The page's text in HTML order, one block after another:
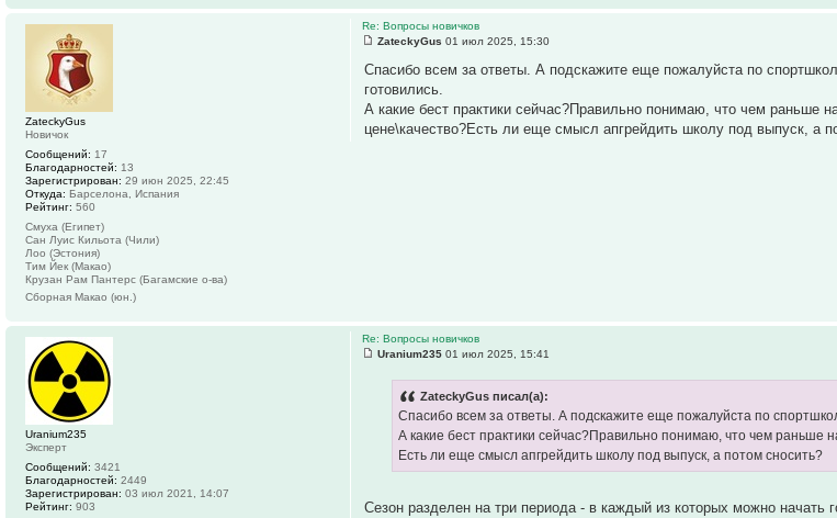
Re: Вопросы новичков
ZateckyGus 01 июл 2025, 15:30
Спасибо всем за ответы. А подскажите еще пожалуйста по
готовились.
А какие бест практики сейчас?Правильно понимаю, что чем раньше
цене\качество?Есть ли еще смысл апгрейдить школу под выпуск, а
ZateckyGus
Новичок
Сообщений: 17
Благодарностей: 13
Зарегистрирован: 29 июн 2025, 22:45
Откуда: Барселона, Испания
Рейтинг: 560
Смуха (Египет)
Сан Луис Кильота (Чили)
Лоо (Эстония)
Тим Йек (Макао)
Крузан Рам Пантерс (Багамские о-ва)
Сборная Макао (юн.)
Re: Вопросы новичков
Uranium235 01 июл 2025, 15:41
ZateckyGus писал(а):
Спасибо всем за ответы. А подскажите еще пожалуйста по
А какие бест практики сейчас?Правильно понимаю, что чем раньше
Есть ли еще смысл апгрейдить школу под выпуск, а потом сносить?
Сезон разделен на три периода - в каждый из которых можно начать
Uranium235
Эксперт
Сообщений: 3421
Благодарностей: 2449
Зарегистрирован: 03 июл 2021, 14:07
Рейтинг: 903